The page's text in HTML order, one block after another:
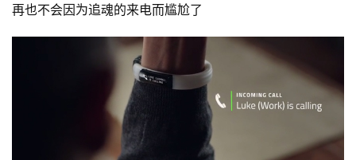
再也不会因为追魂的来电而尴尬了